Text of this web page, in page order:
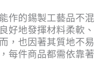
作的錫製工藝品不混
好地發揮材料柔軟、
，也因著其質地不易
每件商品都需依靠著